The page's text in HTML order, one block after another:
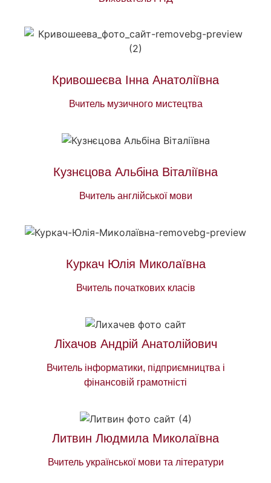
Кривошеєва Інна Анатоліївна
Вчитель музичного мистецтва
Кузнєцова Альбіна Віталіївна
Вчитель англійської мови
Куркач Юлія Миколаївна
Вчитель початкових класів
Ліхачов Андрій Анатолійович
Вчитель інформатики, підприємництва і
фінансовій грамотністі
Литвин Людмила Миколаївна
Вчитель української мови та літератури